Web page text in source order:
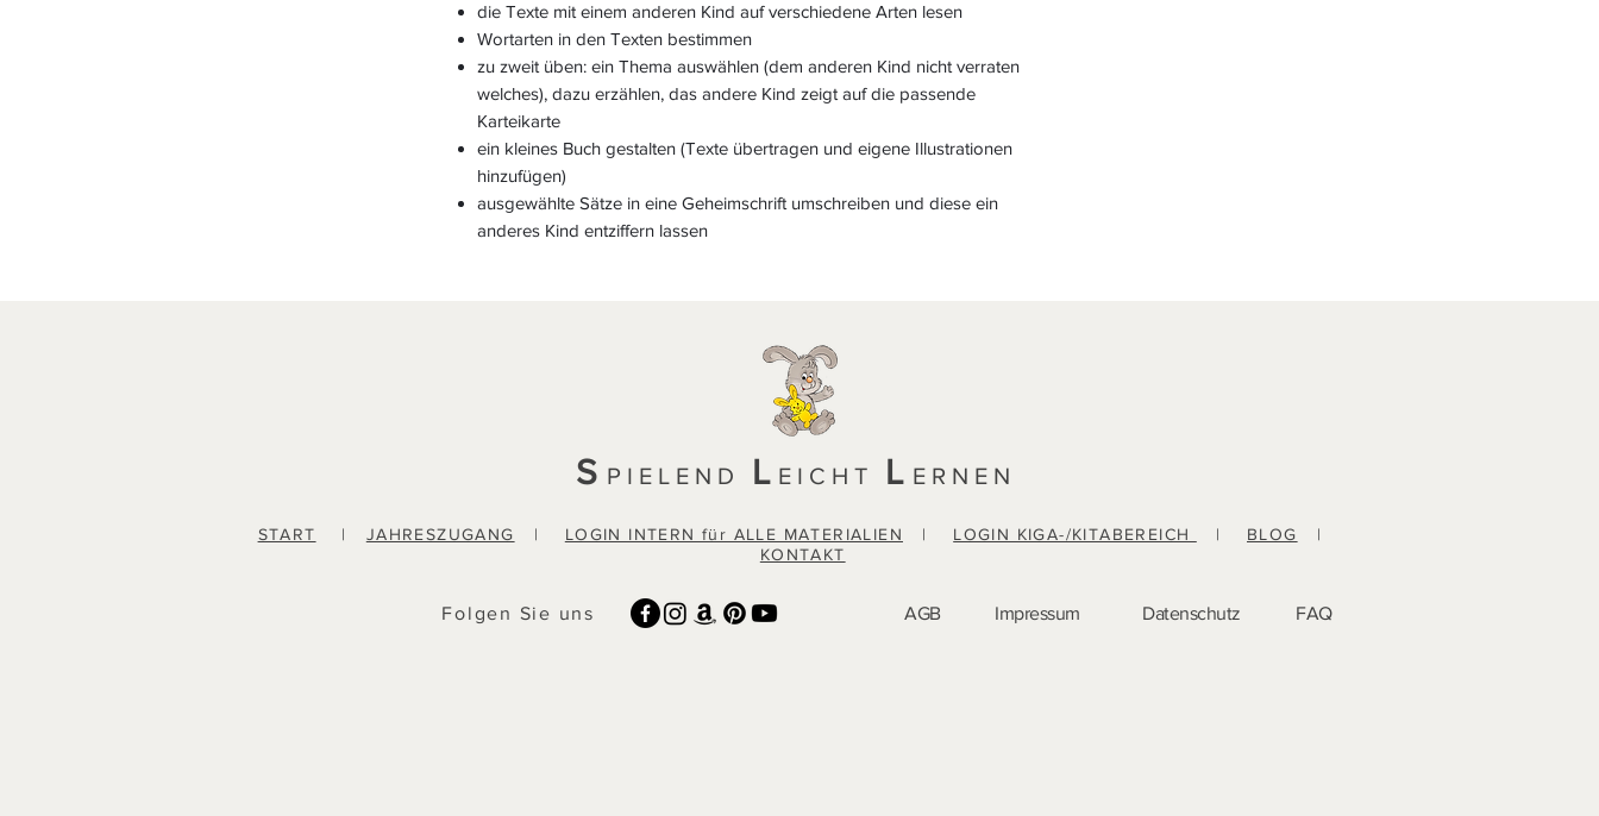
die Texte mit einem anderen Kind auf verschiedene Arten lesen
Wortarten in den Texten bestimmen
zu zweit üben: ein Thema auswählen (dem anderen Kind nicht verraten
welches), dazu erzählen, das andere Kind zeigt auf die passende
Karteikarte
ein kleines Buch gestalten (Texte übertragen und eigene Illustrationen
hinzufügen)
ausgewählte Sätze in eine Geheimschrift umschreiben und diese ein
anderes Kind entziffern lassen
S PIELEND L EICHT L ERNEN
START | JAHRESZUGANG | LOGIN INTERN für ALLE MATERIALIEN | LOGIN KIGA-/KITABEREICH | BLOG
|
KONTAKT
Folgen Sie uns AGB Impressum Datenschutz FAQ